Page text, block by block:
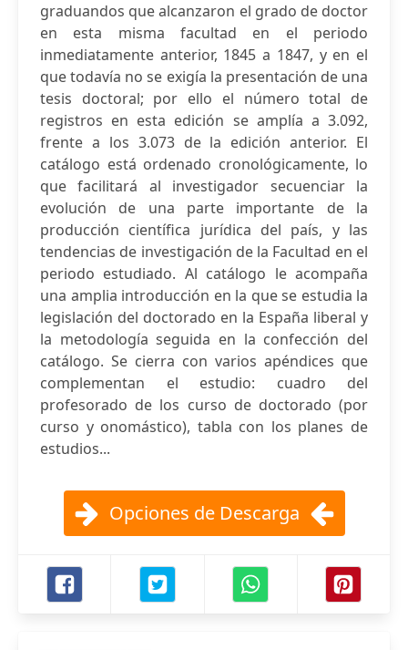
graduandos que alcanzaron el grado de doctor
en esta misma facultad en el periodo
inmediatamente anterior, 1845 a 1847, y en el
que todavía no se exigía la presentación de una
tesis doctoral; por ello el número total de
registros en esta edición se amplía a 3.092,
frente a los 3.073 de la edición anterior. El
catálogo está ordenado cronológicamente, lo
que facilitará al investigador secuenciar la
evolución de una parte importante de la
producción científica jurídica del país, y las
tendencias de investigación de la Facultad en el
periodo estudiado. Al catálogo le acompaña
una amplia introducción en la que se estudia la
legislación del doctorado en la España liberal y
la metodología seguida en la confección del
catálogo. Se cierra con varios apéndices que
complementan el estudio: cuadro del
profesorado de los curso de doctorado (por
curso y onomástico), tabla con los planes de
estudios...
Opciones de Descarga